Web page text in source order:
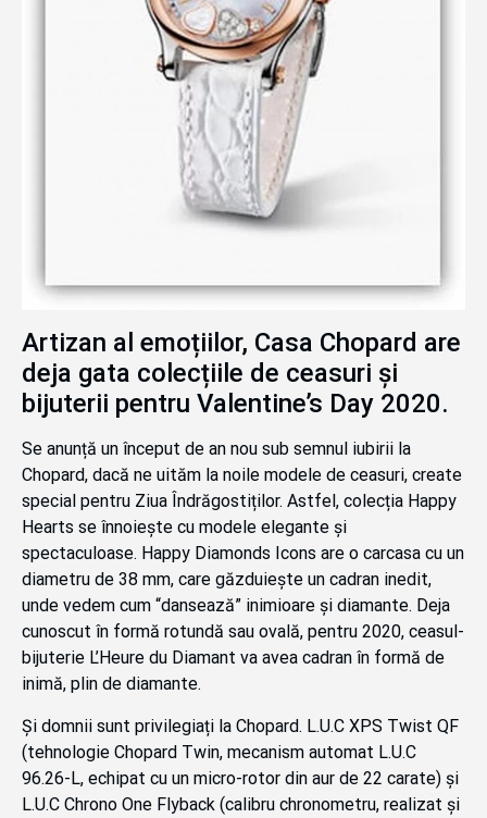
Artizan al emoțiilor, Casa Chopard are
deja gata colecțiile de ceasuri și
bijuterii pentru Valentine’s Day 2020.
Se anunță un început de an nou sub semnul iubirii la
Chopard, dacă ne uităm la noile modele de ceasuri, create
special pentru Ziua Îndrăgostiților. Astfel, colecția Happy
Hearts se înnoiește cu modele elegante și
spectaculoase. Happy Diamonds Icons are o carcasa cu un
diametru de 38 mm, care găzduiește un cadran inedit,
unde vedem cum “dansează” inimioare și diamante. Deja
cunoscut în formă rotundă sau ovală, pentru 2020, ceasul-
bijuterie L’Heure du Diamant va avea cadran în formă de
inimă, plin de diamante.
Și domnii sunt privilegiați la Chopard. L.U.C XPS Twist QF
(tehnologie Chopard Twin, mecanism automat L.U.C
96.26-L, echipat cu un micro-rotor din aur de 22 carate) și
L.U.C Chrono One Flyback (calibru chronometru, realizat și